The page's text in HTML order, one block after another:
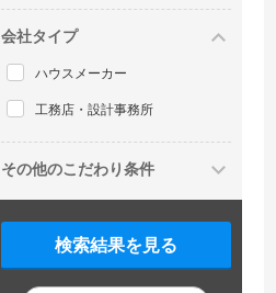
会社タイプ
ハウスメーカー
工務店・設計事務所
その他のこだわり条件
検索結果を見る